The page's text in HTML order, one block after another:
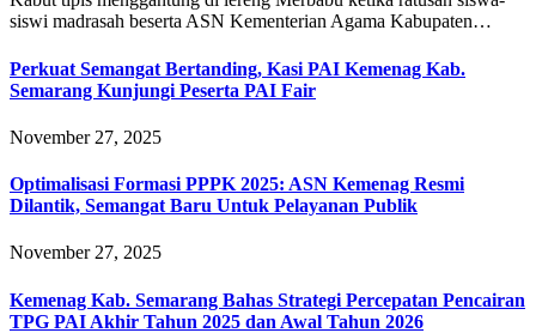
siswi madrasah beserta ASN Kementerian Agama Kabupaten…
Perkuat Semangat Bertanding, Kasi PAI Kemenag Kab.
Semarang Kunjungi Peserta PAI Fair
November 27, 2025
Optimalisasi Formasi PPPK 2025: ASN Kemenag Resmi
Dilantik, Semangat Baru Untuk Pelayanan Publik
November 27, 2025
Kemenag Kab. Semarang Bahas Strategi Percepatan Pencairan
TPG PAI Akhir Tahun 2025 dan Awal Tahun 2026